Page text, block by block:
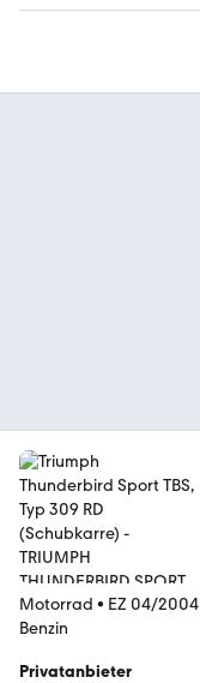
Motorrad • EZ 04/2004
Benzin
Privatanbieter